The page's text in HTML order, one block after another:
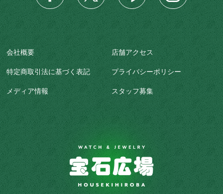
会社概要 店舗アクセス
特定商取引法に基づく表記 プライバシーポリシー
メディア情報 スタッフ募集